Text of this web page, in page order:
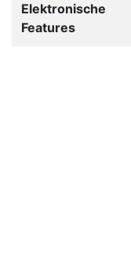
Elektronische
Features